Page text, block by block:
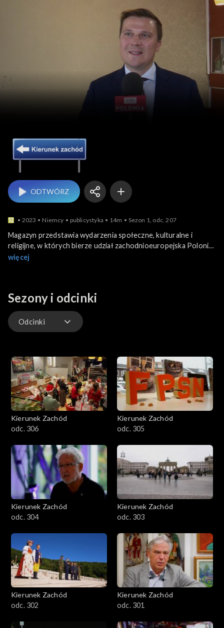
ODTWÓRZ
2023 Niemcy publicystyka 14m Sezon 1, odc. 207
Magazyn przedstawia wydarzenia społeczne, kulturalne i
religijne, w których bierze udział zachodnioeuropejska Polonia.
Ważną kwestia programu będzie przedstawienie i promowanie
więcej
Sezony i odcinki
Odcinki
Kierunek Zachód
odc. 306
Kierunek Zachód
odc. 305
Kierunek Zachód
odc. 304
Kierunek Zachód
odc. 303
Kierunek Zachód
odc. 302
Kierunek Zachód
odc. 301